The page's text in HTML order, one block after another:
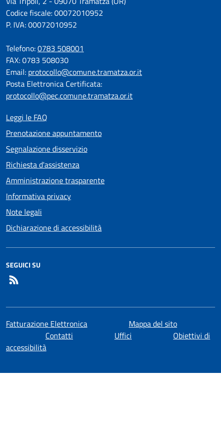
Codice fiscale: 00072010952
P. IVA: 00072010952
Telefono:0783 508001
FAX: 0783 508030
Email: protocollo@comune.tramatza.or.it
Posta Elettronica Certificata:
protocollo@pec.comune.tramatza.or.it
Leggi le FAQ
Prenotazione appuntamento
Segnalazione disservizio
Richiesta d'assistenza
Amministrazione trasparente
Informativa privacy
Note legali
Dichiarazione di accessibilità
SEGUICI SU
Fatturazione Elettronica
Mappa del sito
Contatti
Uffici
Obiettivi di
accessibilità